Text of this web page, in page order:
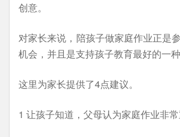
创意。
对家长来说，陪孩子做家庭作业正是
机会，并且是支持孩子教育最好的一种
这里为家长提供了4点建议。
1 让孩子知道，父母认为家庭作业非